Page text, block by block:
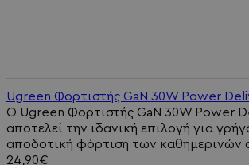
Ugreen Φορτιστής GaN 30W Power
Ο Ugreen Φορτιστής GaN 30W Power
αποτελεί την ιδανική επιλογή για
αποδοτική φόρτιση των καθημερινών
24,90€